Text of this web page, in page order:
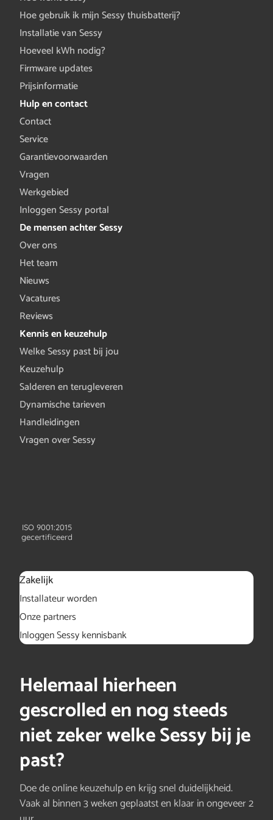
Hoe gebruik ik mijn Sessy thuisbatterij?
Installatie van Sessy
Hoeveel kWh nodig?
Firmware updates
Prijsinformatie
Hulp en contact
Contact
Service
Garantievoorwaarden
Vragen
Werkgebied
Inloggen Sessy portal
De mensen achter Sessy
Over ons
Het team
Nieuws
Vacatures
Reviews
Kennis en keuzehulp
Welke Sessy past bij jou
Keuzehulp
Salderen en terugleveren
Dynamische tarieven
Handleidingen
Vragen over Sessy
ISO 9001:2015
gecertificeerd
Zakelijk
Installateur worden
Onze partners
Inloggen Sessy kennisbank
Helemaal hierheen
gescrolled en nog steeds
niet zeker welke Sessy bij je
past?
Doe de online keuzehulp en krijg snel duidelijkheid.
Vaak al binnen 3 weken geplaatst en klaar in ongeveer 2